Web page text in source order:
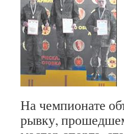
На чемпионате
рывку,